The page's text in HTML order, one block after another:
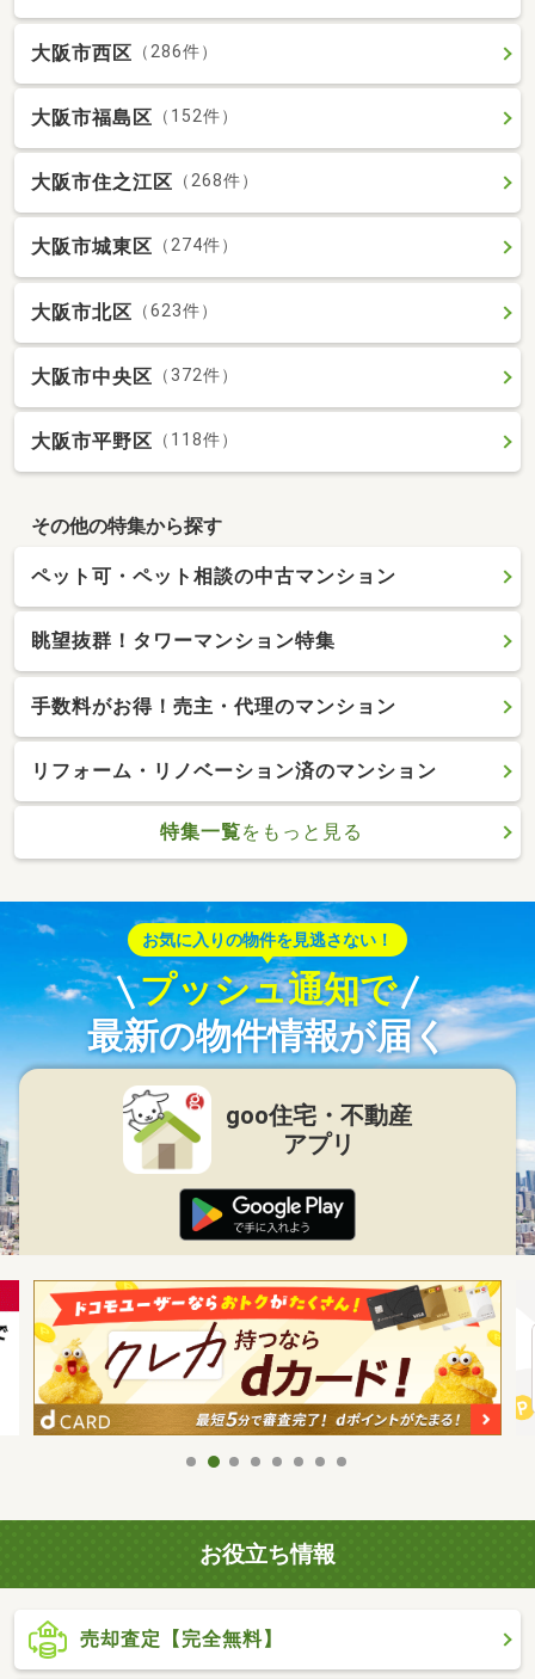
大阪市西区 （286件）
大阪市福島区 （152件）
大阪市住之江区 （268件）
大阪市城東区 （274件）
大阪市北区 （623件）
大阪市中央区 （372件）
大阪市平野区 （118件）
その他の特集から探す
ペット可・ペット相談の中古マンション
眺望抜群！タワーマンション特集
手数料がお得！売主・代理のマンション
リフォーム・リノベーション済のマンション
特集一覧をもっと見る
お気に入りの物件を見逃さない！
プッシュ通知で
最新の物件情報が届く
goo住宅・不動産
アプリ
お役立ち情報
売却査定【完全無料】